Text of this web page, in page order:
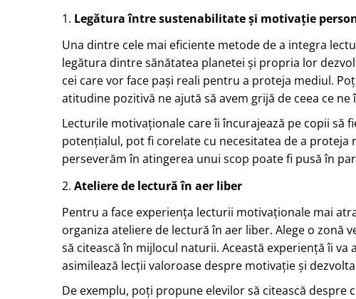
1. Legătura între sustenabilitate și motivație
Una dintre cele mai eficiente metode de a integra
legătura dintre sănătatea planetei și propria lor
cei care vor face pași reali pentru a proteja mediul.
atitudine pozitivă ne ajută să avem grijă de ceea ce
Lecturile motivaționale care îi încurajează pe copii să
potențialul, pot fi corelate cu necesitatea de a proteja
perseverăm în atingerea unui scop poate fi pusă în
2. Ateliere de lectură în aer liber
Pentru a face experiența lecturii motivaționale mai
organiza ateliere de lectură în aer liber. Alege o zonă
să citească în mijlocul naturii. Această experiență îi
asimilează lecții valoroase despre motivație și
De exemplu, poți propune elevilor să citească